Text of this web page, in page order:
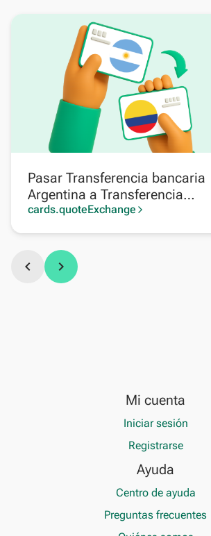
Pasar Transferencia bancaria
Argentina a Transferencia
bancaria Colombia
cards.quoteExchange arrow_forward_ios
chevron_left chevron_right
Mi cuenta
Iniciar sesión
Registrarse
Ayuda
Centro de ayuda
Preguntas frecuentes